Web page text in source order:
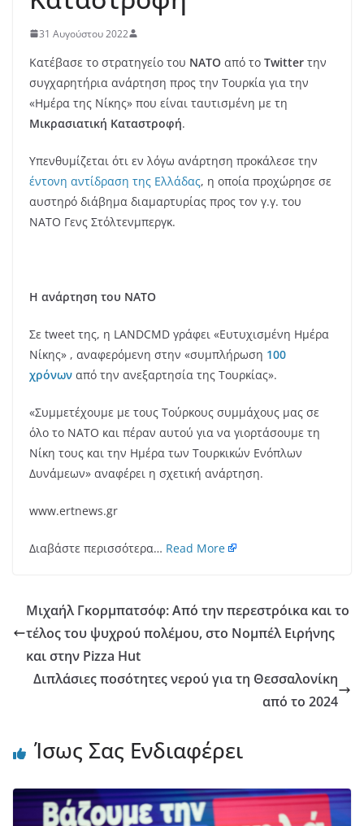
31 Αυγούστου 2022
Κατέβασε το στρατηγείο του ΝΑΤΟ από το Twitter την
συγχαρητήρια ανάρτηση προς την Τουρκία για την
«Ημέρα της Νίκης» που είναι ταυτισμένη με τη
Μικρασιατική Καταστροφή.
Υπενθυμίζεται ότι εν λόγω ανάρτηση προκάλεσε την
έντονη αντίδραση της Ελλάδας, η οποία προχώρησε σε
αυστηρό διάβημα διαμαρτυρίας προς τον γ.γ. του
ΝΑΤΟ Γενς Στόλτενμπεργκ.
Η ανάρτηση του ΝΑΤΟ
Σε tweet της, η LANDCMD γράφει «Ευτυχισμένη Ημέρα
Νίκης» , αναφερόμενη στην «συμπλήρωση 100
χρόνων από την ανεξαρτησία της Τουρκίας».
«Συμμετέχουμε με τους Τούρκους συμμάχους μας σε
όλο το ΝΑΤΟ και πέραν αυτού για να γιορτάσουμε τη
Νίκη τους και την Ημέρα των Τουρκικών Ενόπλων
Δυνάμεων» αναφέρει η σχετική ανάρτηση.
www.ertnews.gr
Διαβάστε περισσότερα… Read More
Μιχαήλ Γκορμπατσόφ: Από την περεστρόικα και το
τέλος του ψυχρού πολέμου, στο Νομπέλ Ειρήνης
και στην Pizza Hut
Διπλάσιες ποσότητες νερού για τη Θεσσαλονίκη
από το 2024
Ίσως Σας Ενδιαφέρει